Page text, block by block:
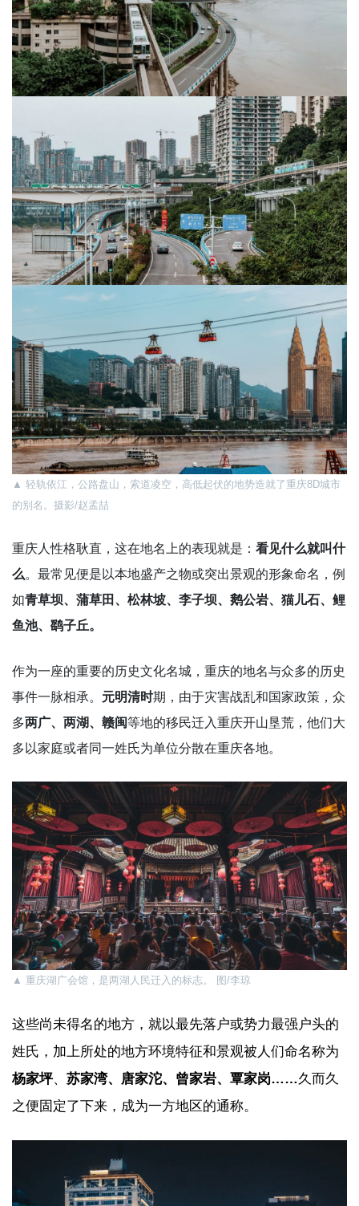
▲ 轻轨依江，公路盘山，索道凌空，高低起伏的地势造就了重庆8D城市
的别名。摄影/赵孟喆
重庆人性格耿直，这在地名上的表现就是： 看见什么就叫什
么。最常见便是以本地盛产之物或突出景观的形象命名，例
如青草坝、蒲草田、松林坡、李子坝、鹅公岩、猫儿石、鲤
鱼池、鹞子丘。
作为一座的重要的历史文化名城，重庆的地名与众多的历史
事件一脉相承。 元明清时期，由于灾害战乱和国家政策，众
多两广、两湖、赣闽等地的移民迁入重庆开山垦荒，他们大
多以家庭或者同一姓氏为单位分散在重庆各地。
▲ 重庆湖广会馆，是两湖人民迁入的标志。 图/李琼
这些尚未得名的地方，就以最先落户或势力最强户头的
姓氏，加上所处的地方环境特征和景观被人们命名称为
杨家坪、 苏家湾、唐家沱、曾家岩、覃家岗……久而久
之便固定了下来，成为一方地区的通称。